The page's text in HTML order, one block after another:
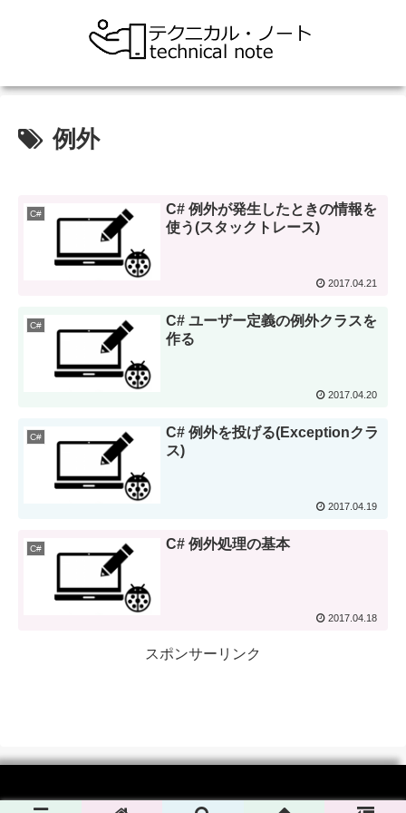
例外
C#
C# 例外が発生したときの情報を
使う(スタックトレース)
2017.04.21
C#
C# ユーザー定義の例外クラスを
作る
2017.04.20
C#
C# 例外を投げる(Exceptionクラ
ス)
2017.04.19
C# C# 例外処理の基本
2017.04.18
スポンサーリンク